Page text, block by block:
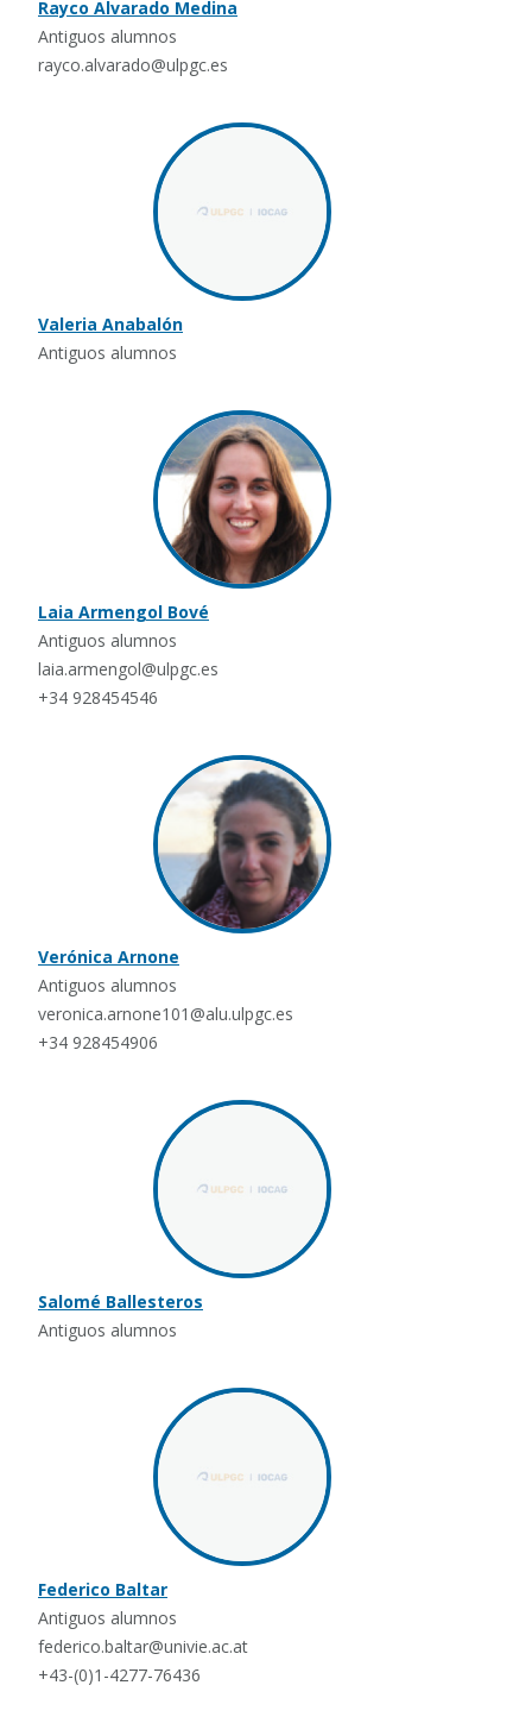
Rayco Alvarado Medina
Antiguos alumnos
rayco.alvarado@ulpgc.es
Valeria Anabalón
Antiguos alumnos
Laia Armengol Bové
Antiguos alumnos
laia.armengol@ulpgc.es
+34 928454546
Verónica Arnone
Antiguos alumnos
veronica.arnone101@alu.ulpgc.es
+34 928454906
Salomé Ballesteros
Antiguos alumnos
Federico Baltar
Antiguos alumnos
federico.baltar@univie.ac.at
+43-(0)1-4277-76436